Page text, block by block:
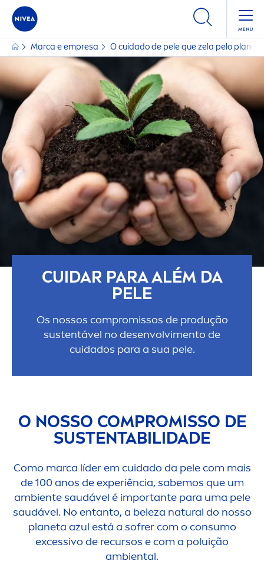
Marca e empresa O cuidado de pele que zela pelo
CUIDAR PARA ALÉM DA
PELE
Os nossos compromissos de produção
sustentável no desenvolvimento de
cuidados para a sua pele.
O NOSSO COMPROMISSO DE
SUSTENTABILIDADE
Como marca líder em cuidado da pele com mais
de 100 anos de experiência, sabemos que um
ambiente saudável é importante para uma pele
saudável. No entanto, a beleza natural do nosso
planeta azul está a sofrer com o consumo
excessivo de recursos e com a poluição
ambiental.